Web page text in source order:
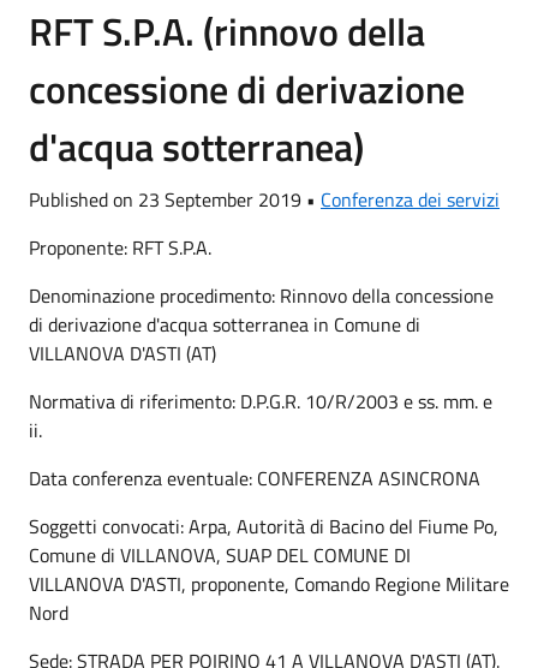
RFT S.P.A. (rinnovo della
concessione di derivazione
d'acqua sotterranea)
Published on 23 September 2019 • Conferenza dei servizi
Proponente: RFT S.P.A.
Denominazione procedimento: Rinnovo della concessione
di derivazione d'acqua sotterranea in Comune di
VILLANOVA D'ASTI (AT)
Normativa di riferimento: D.P.G.R. 10/R/2003 e ss. mm. e
ii.
Data conferenza eventuale: CONFERENZA ASINCRONA
Soggetti convocati: Arpa, Autorità di Bacino del Fiume Po,
Comune di VILLANOVA, SUAP DEL COMUNE DI
VILLANOVA D'ASTI, proponente, Comando Regione Militare
Nord
Sede: STRADA PER POIRINO 41 A VILLANOVA D'ASTI (AT).